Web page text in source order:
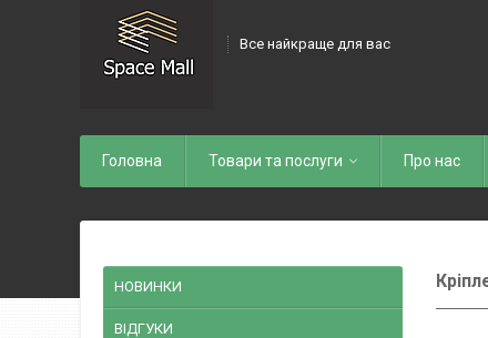
Все найкраще для вас
Головна Товари та послуги Про нас
НОВИНКИ
ВІДГУКИ